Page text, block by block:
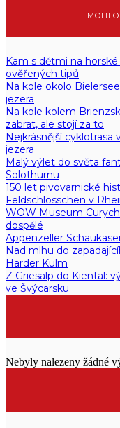
Kam s dětmi na
ověřených tipů
Na kole okolo
jezera
Na kole kolem
zabrat, ale stojí za to
Nejkrásnější cyklotrasa
jezera
Malý výlet do světa
Solothurnu
150 let pivovarnické
Feldschlösschen v
WOW Museum
dospělé
Appenzeller
Nad mlhu do
Harder Kulm
Z Griesalp do Kiental:
ve Švýcarsku
Nebyly nalezeny žádné